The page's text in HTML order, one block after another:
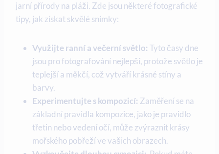
jarní přírody ‌na pláži.⁤ Zde ⁣jsou ⁤některé⁢ fotografické‍
tipy, jak⁣ získat skvělé snímky:
Využijte ranní ​a ⁣večerní​ světlo: Tyto časy⁢ dne
jsou pro fotografování nejlepší, protože světlo je
teplejší a měkčí, což vytváří ‌krásné stíny a⁣
barvy.
Experimentujte ​s kompozicí: Zaměření se⁤ na
základní‌ pravidla kompozice, jako je pravidlo
třetin nebo ⁤vedení očí, může ⁤zvýraznit krásy
mořského ⁤pobřeží ve ‌vašich obrazech.